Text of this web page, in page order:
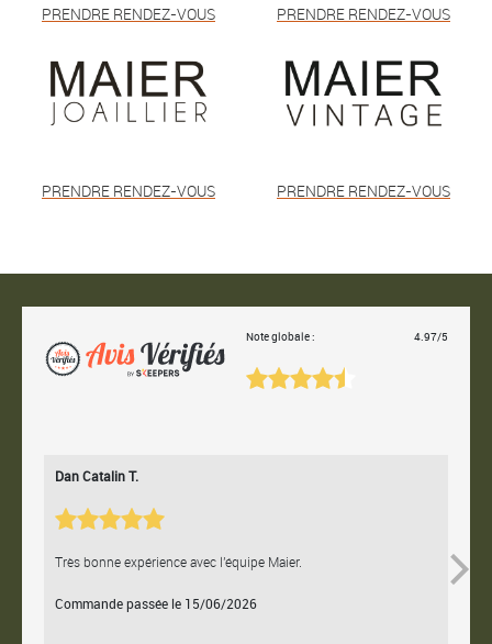
PRENDRE RENDEZ-VOUS PRENDRE RENDEZ-VOUS
PRENDRE RENDEZ-VOUS PRENDRE RENDEZ-VOUS
Note globale : 4.97/5
Dan Catalin T.
Très bonne expérience avec l'équipe Maier.
Commande passée le 15/06/2026